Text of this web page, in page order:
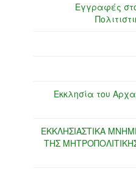
Εγγραφές
Εκκλησία του
ΕΚΚΛΗΣΙΑΣΤΙΚΑ
ΤΗΣ